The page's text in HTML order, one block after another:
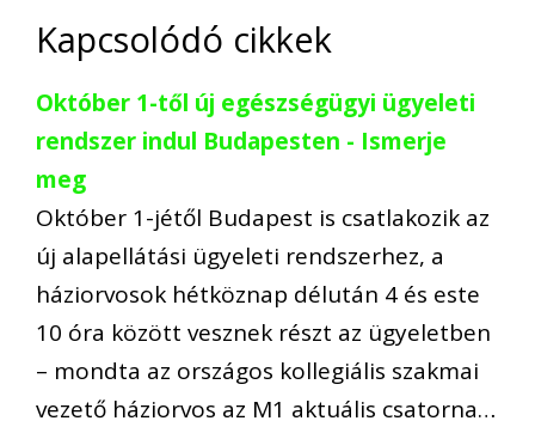
Kapcsolódó cikkek
Október 1-től új egészségügyi ügyeleti
rendszer indul Budapesten - Ismerje
meg
Október 1-jétől Budapest is csatlakozik az
új alapellátási ügyeleti rendszerhez, a
háziorvosok hétköznap délután 4 és este
10 óra között vesznek részt az ügyeletben
– mondta az országos kollegiális szakmai
vezető háziorvos az M1 aktuális csatorna…